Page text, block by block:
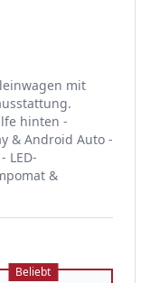
mit
hinten -
& Android Auto -
LED-
&
Beliebt